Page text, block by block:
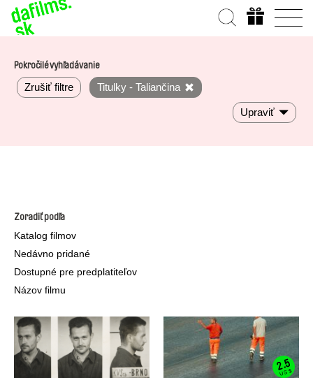
Pokročilé vyhľadávanie
Zrušiť filtre Titulky - Taliančina
Upraviť
Zoradiť podľa
Katalog filmov
Nedávno pridané
Dostupné pre predplatiteľov
Názov filmu
2.5
US $